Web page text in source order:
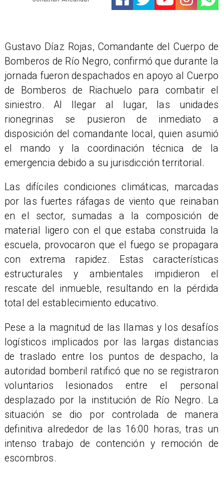
Gustavo Díaz Rojas, Comandante del Cuerpo de
Bomberos de Río Negro, confirmó que durante la
jornada fueron despachados en apoyo al Cuerpo
de Bomberos de Riachuelo para combatir el
siniestro. Al llegar al lugar, las unidades
rionegrinas se pusieron de inmediato a
disposición del comandante local, quien asumió
el mando y la coordinación técnica de la
emergencia debido a su jurisdicción territorial.
Las difíciles condiciones climáticas, marcadas
por las fuertes ráfagas de viento que reinaban
en el sector, sumadas a la composición de
material ligero con el que estaba construida la
escuela, provocaron que el fuego se propagara
con extrema rapidez. Estas características
estructurales y ambientales impidieron el
rescate del inmueble, resultando en la pérdida
total del establecimiento educativo.
​Pese a la magnitud de las llamas y los desafíos
logísticos implicados por las largas distancias
de traslado entre los puntos de despacho, la
autoridad bomberil ratificó que no se registraron
voluntarios lesionados entre el personal
desplazado por la institución de Río Negro. La
situación se dio por controlada de manera
definitiva alrededor de las 16:00 horas, tras un
intenso trabajo de contención y remoción de
escombros.